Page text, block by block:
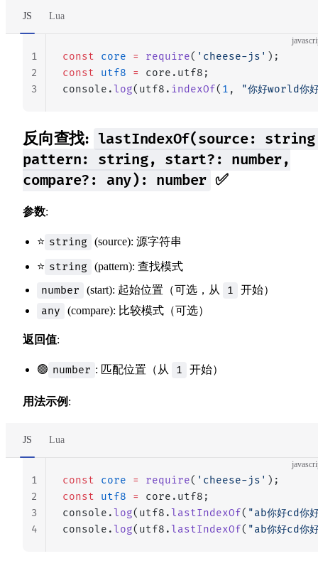
JS Lua
const core = require( 'cheese-js' );
const utf8 =
core.utf8;
console.log(utf8. indexOf( 1 , "你好world你
1
2
3
反向查找: lastIndexOf(source:
pattern: string, start?: number,
compare?: any): number ✅
参数:
⭐ string (source): 源字符串
⭐ string
(pattern): 查找模式
number
(start): 起始位置（可选，从 1
开始）
any
(compare): 比较模式（可选）
返回值:
🟢 number : 匹配位置（从 1 开始）
用法示例 :
JS Lua
const core = require( 'cheese-js' );
const utf8 =
core.utf8;
console.log(utf8.lastIndexOf( "ab你好cd你
console.log(utf8.lastIndexOf( "ab你好cd你
1
2
3
4